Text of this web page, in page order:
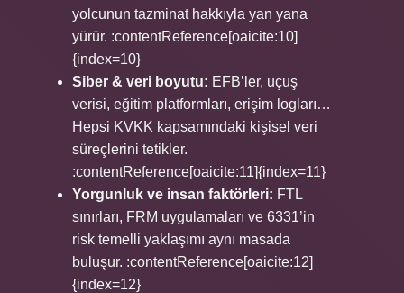
yolcunun tazminat hakkıyla yan yana
yürür. :contentReference[oaicite:10]
{index=10}
Siber & veri boyutu: EFB’ler, uçuş
verisi, eğitim platformları, erişim logları…
Hepsi KVKK kapsamındaki kişisel veri
süreçlerini tetikler.
:contentReference[oaicite:11]{index=11}
Yorgunluk ve insan faktörleri: FTL
sınırları, FRM uygulamaları ve 6331’in
risk temelli yaklaşımı aynı masada
buluşur. :contentReference[oaicite:12]
{index=12}